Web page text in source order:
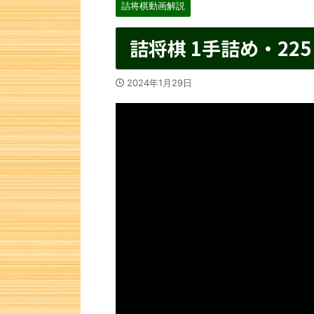
詰将棋動画解説
詰将棋 1手詰め・
2024年1月29日